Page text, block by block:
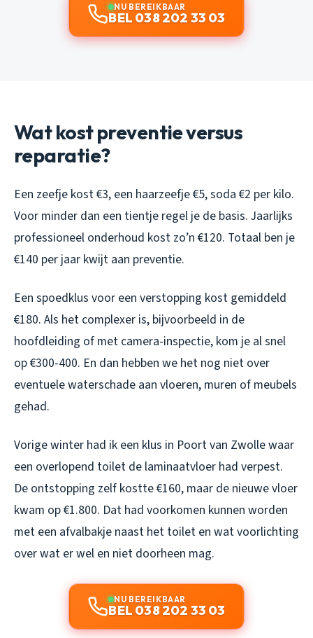
NU BEREIKBAAR
BEL 038 202 33 03
Wat kost preventie versus
reparatie?
Een zeefje kost €3, een haarzeefje €5, soda €2 per kilo.
Voor minder dan een tientje regel je de basis. Jaarlijks
professioneel onderhoud kost zo’n €120. Totaal ben je
€140 per jaar kwijt aan preventie.
Een spoedklus voor een verstopping kost gemiddeld
€180. Als het complexer is, bijvoorbeeld in de
hoofdleiding of met camera-inspectie, kom je al snel
op €300-400. En dan hebben we het nog niet over
eventuele waterschade aan vloeren, muren of meubels
gehad.
Vorige winter had ik een klus in Poort van Zwolle waar
een overlopend toilet de laminaatvloer had verpest.
De ontstopping zelf kostte €160, maar de nieuwe vloer
kwam op €1.800. Dat had voorkomen kunnen worden
met een afvalbakje naast het toilet en wat voorlichting
over wat er wel en niet doorheen mag.
NU BEREIKBAAR
BEL 038 202 33 03